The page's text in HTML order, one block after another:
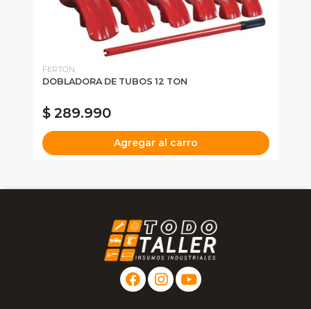
FERTON
DOBLADORA DE TUBOS 12 TON
$ 289.990
Agregar al carro